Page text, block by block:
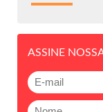
ASSINE